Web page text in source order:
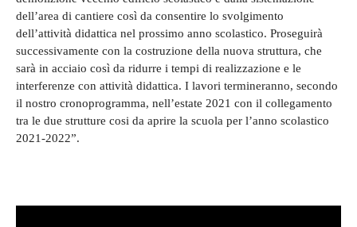
dell’area di cantiere così da consentire lo svolgimento
dell’attività didattica nel prossimo anno scolastico. Proseguirà
successivamente con la costruzione della nuova struttura, che
sarà in acciaio così da ridurre i tempi di realizzazione e le
interferenze con attività didattica. I lavori termineranno, secondo
il nostro cronoprogramma, nell’estate 2021 con il collegamento
tra le due strutture cosi da aprire la scuola per l’anno scolastico
2021-2022”.